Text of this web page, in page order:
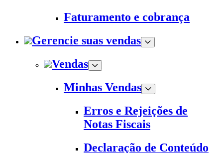
Faturamento e cobrança
Gerencie suas vendas
Vendas
Minhas Vendas
Erros e Rejeições de
Notas Fiscais
Declaração de Conteúdo